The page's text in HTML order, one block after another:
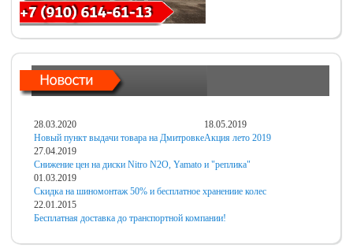
28.03.2020
Новый пункт выдачи товара на Дмитровке
18.05.2019
Акция лето 2019
27.04.2019
Снижение цен на диски Nitro N2O, Yamato и "реплика"
01.03.2019
Скидка на шиномонтаж 50% и бесплатное хранениие колес
22.01.2015
Бесплатная доставка до транспортной компании!